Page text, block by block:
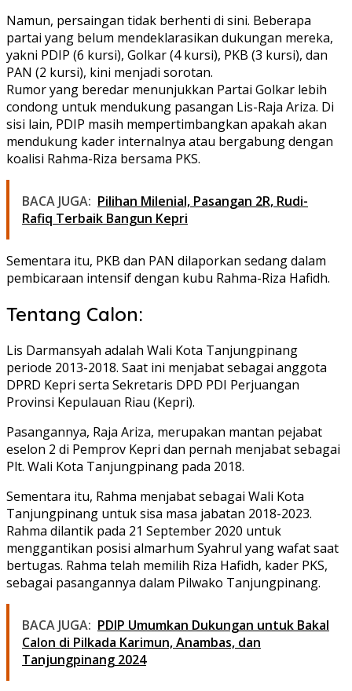
Namun, persaingan tidak berhenti di sini. Beberapa
partai yang belum mendeklarasikan dukungan mereka,
yakni PDIP (6 kursi), Golkar (4 kursi), PKB (3 kursi), dan
PAN (2 kursi), kini menjadi sorotan.
Rumor yang beredar menunjukkan Partai Golkar lebih
condong untuk mendukung pasangan Lis-Raja Ariza. Di
sisi lain, PDIP masih mempertimbangkan apakah akan
mendukung kader internalnya atau bergabung dengan
koalisi Rahma-Riza bersama PKS.
BACA JUGA: Pilihan Milenial, Pasangan 2R, Rudi-
Rafiq Terbaik Bangun Kepri
Sementara itu, PKB dan PAN dilaporkan sedang dalam
pembicaraan intensif dengan kubu Rahma-Riza Hafidh.
Tentang Calon:
Lis Darmansyah adalah Wali Kota Tanjungpinang
periode 2013-2018. Saat ini menjabat sebagai anggota
DPRD Kepri serta Sekretaris DPD PDI Perjuangan
Provinsi Kepulauan Riau (Kepri).
Pasangannya, Raja Ariza, merupakan mantan pejabat
eselon 2 di Pemprov Kepri dan pernah menjabat sebagai
Plt. Wali Kota Tanjungpinang pada 2018.
Sementara itu, Rahma menjabat sebagai Wali Kota
Tanjungpinang untuk sisa masa jabatan 2018-2023.
Rahma dilantik pada 21 September 2020 untuk
menggantikan posisi almarhum Syahrul yang wafat saat
bertugas. Rahma telah memilih Riza Hafidh, kader PKS,
sebagai pasangannya dalam Pilwako Tanjungpinang.
BACA JUGA: PDIP Umumkan Dukungan untuk Bakal
Calon di Pilkada Karimun, Anambas, dan
Tanjungpinang 2024